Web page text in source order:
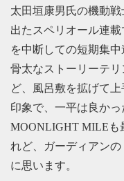
太田垣康男氏の機動
出たスペリオール連
を中断しての短期集中
骨太なストーリーテ
ど、風呂敷を拡げて
印象で、一平は良か
MOONLIGHT MILEも
れど、ガーディアン
に思います。